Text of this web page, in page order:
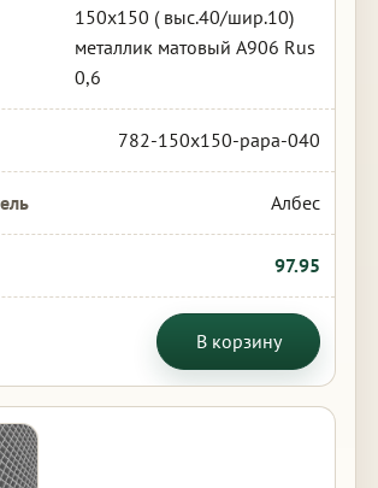
150х150 ( выс.40/шир.10)
металлик матовый А906 Rus
0,6
782-150x150-papa-040
Албес
97.95
В корзину